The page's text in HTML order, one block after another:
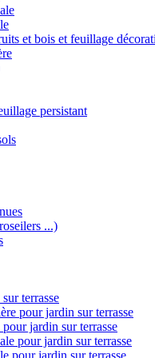
et bois et feuillage
persistant
...)
terrasse
pour jardin sur terrasse
jardin sur terrasse
pour jardin sur terrasse
pour jardin sur terrasse